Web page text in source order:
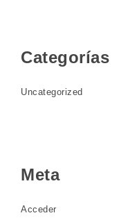
Categorías
Uncategorized
Meta
Acceder